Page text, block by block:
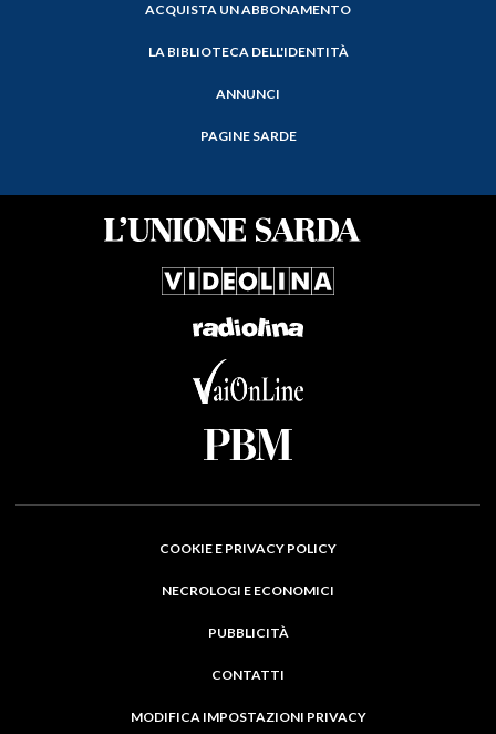
ACQUISTA UN ABBONAMENTO
LA BIBLIOTECA DELL'IDENTITÀ
ANNUNCI
PAGINE SARDE
COOKIE E PRIVACY POLICY
NECROLOGI E ECONOMICI
PUBBLICITÀ
CONTATTI
MODIFICA IMPOSTAZIONI PRIVACY